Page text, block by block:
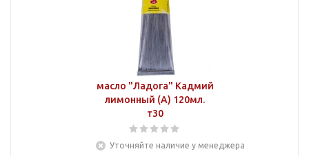
масло "Ладога" Кадмий
лимонный (А) 120мл.
т30
Уточняйте наличие у менеджера